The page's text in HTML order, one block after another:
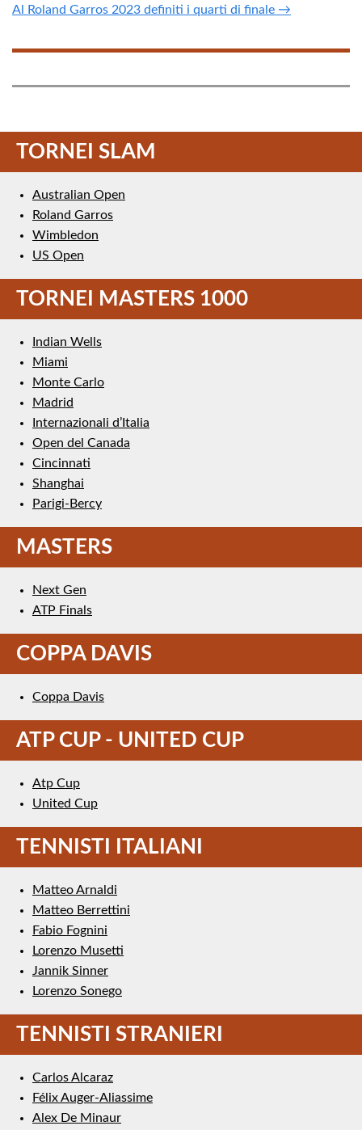
Al Roland Garros 2023 definiti i quarti di finale →
TORNEI SLAM
Australian Open
Roland Garros
Wimbledon
US Open
TORNEI MASTERS 1000
Indian Wells
Miami
Monte Carlo
Madrid
Internazionali d’Italia
Open del Canada
Cincinnati
Shanghai
Parigi-Bercy
MASTERS
Next Gen
ATP Finals
COPPA DAVIS
Coppa Davis
ATP CUP - UNITED CUP
Atp Cup
United Cup
TENNISTI ITALIANI
Matteo Arnaldi
Matteo Berrettini
Fabio Fognini
Lorenzo Musetti
Jannik Sinner
Lorenzo Sonego
TENNISTI STRANIERI
Carlos Alcaraz
Félix Auger-Aliassime
Alex De Minaur